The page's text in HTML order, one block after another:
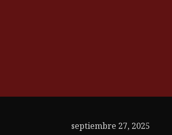
septiembre 27, 2025